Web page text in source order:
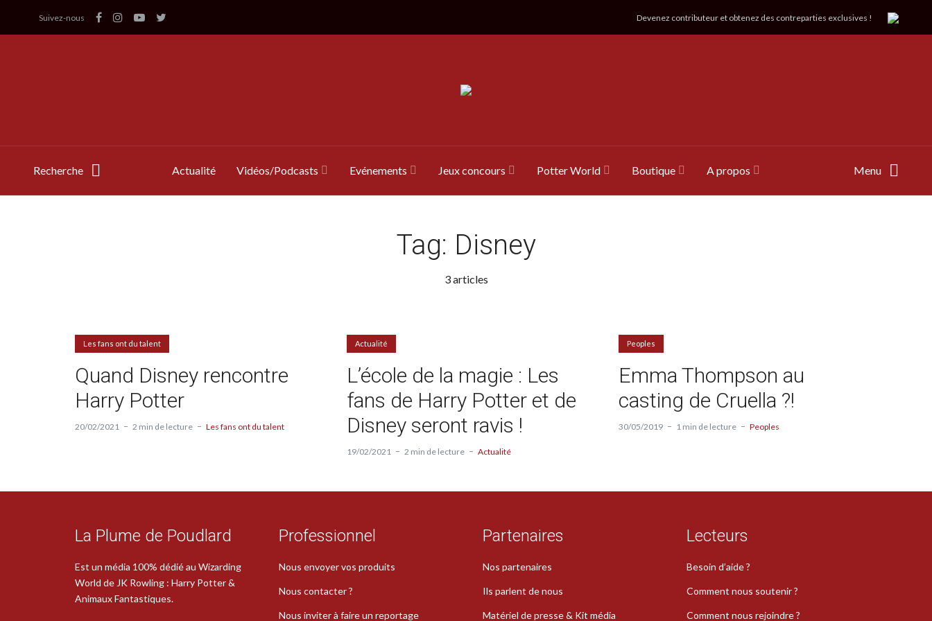
Suivez-nous Devenez contributeur et obtenez des contreparties exclusives !
Recherche Actualité Vidéos/Podcasts Evénements Jeux concours Potter World Boutique A propos Menu
Tag: Disney
3 articles
Les fans ont du talent
Quand Disney rencontre
Harry Potter
20/02/2021 2 min de lecture Les fans ont du talent
Actualité
L’école de la magie : Les
fans de Harry Potter et de
Disney seront ravis !
19/02/2021 2 min de lecture Actualité
Peoples
Emma Thompson au
casting de Cruella ?!
30/05/2019 1 min de lecture Peoples
La Plume de Poudlard
Est un média 100% dédié au Wizarding
World de JK Rowling : Harry Potter &
Animaux Fantastiques.
Professionnel
Nous envoyer vos produits
Nous contacter ?
Nous inviter à faire un reportage
Partenaires
Nos partenaires
Ils parlent de nous
Matériel de presse & Kit média
Lecteurs
Besoin d’aide ?
Comment nous soutenir ?
Comment nous rejoindre ?